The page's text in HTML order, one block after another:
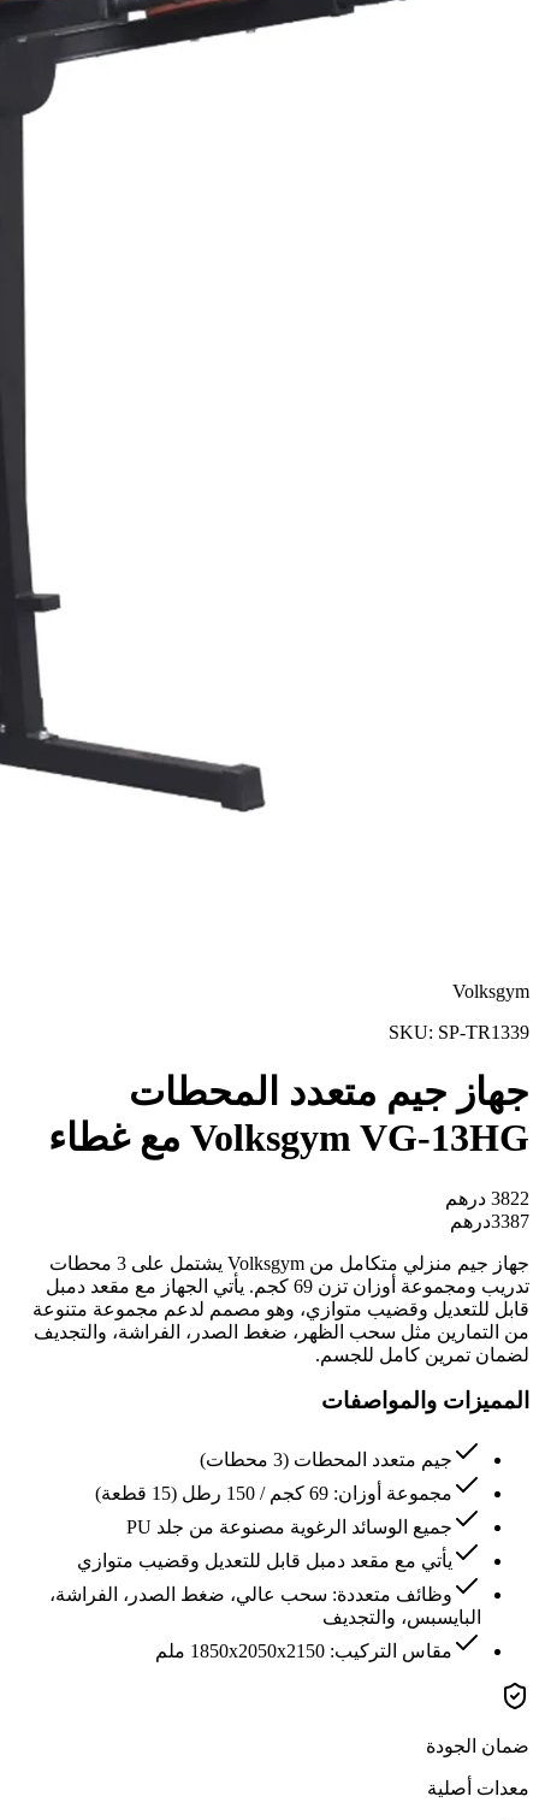
Volksgym
SKU: SP-TR1339
جهاز جيم متعدد المحطات
Volksgym VG-13HG مع غطاء
3822 درهم
3387درهم
جهاز جيم منزلي متكامل من Volksgym يشتمل على 3 محطات
تدريب ومجموعة أوزان تزن 69 كجم. يأتي الجهاز مع مقعد دمبل
قابل للتعديل وقضيب متوازي، وهو مصمم لدعم مجموعة متنوعة
من التمارين مثل سحب الظهر، ضغط الصدر، الفراشة، والتجديف
لضمان تمرين كامل للجسم.
المميزات والمواصفات
جيم متعدد المحطات (3 محطات)
مجموعة أوزان: 69 كجم / 150 رطل (15 قطعة)
جميع الوسائد الرغوية مصنوعة من جلد PU
يأتي مع مقعد دمبل قابل للتعديل وقضيب متوازي
وظائف متعددة: سحب عالي، ضغط الصدر، الفراشة،
البايسبس، والتجديف
مقاس التركيب: 1850x2050x2150 ملم
ضمان الجودة
معدات أصلية